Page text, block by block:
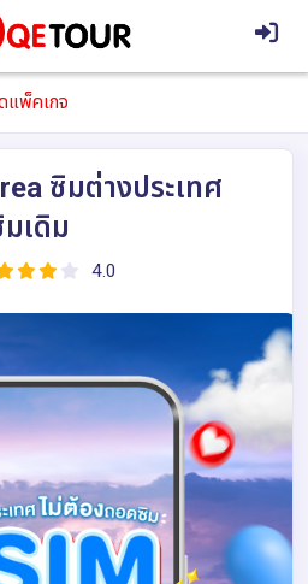
แพ็คเกจ
ซิมต่างประเทศ
เดิม
4.0